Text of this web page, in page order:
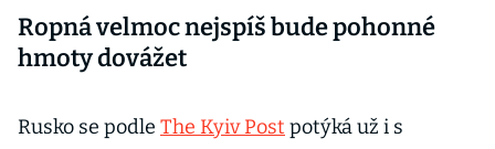
Ropná velmoc nejspíš bude pohonné
hmoty dovážet
Rusko se podle The Kyiv Post potýká už i s